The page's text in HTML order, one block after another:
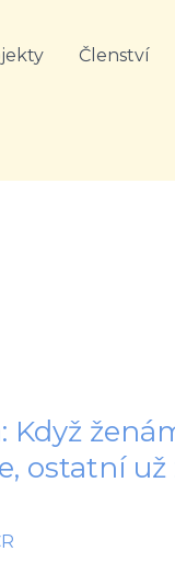
Členství
Když
ostatní